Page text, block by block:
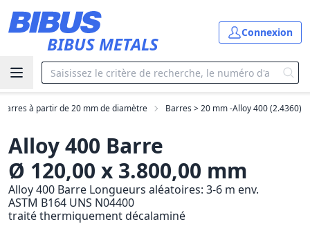
BIBUS METALS
Connexion
Barres à partir de 20 mm de diamètre Barres > 20 mm -Alloy 400 (2.4360)
Alloy 400 Barre
Ø 120,00 x 3.800,00 mm
Alloy 400 Barre Longueurs aléatoires: 3-6 m env.
ASTM B164 UNS N04400
traité thermiquement décalaminé